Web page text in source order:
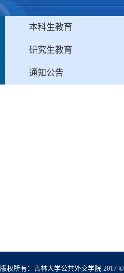
本科生教育
研究生教育
通知公告
版权所有：吉林大学公共外交学院 2017 ©